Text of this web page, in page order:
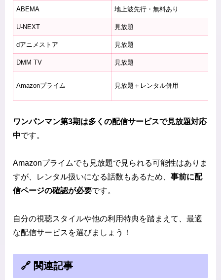
ABEMA 地上波先行・無料あり
U-NEXT 見放題
dアニメストア 見放題
DMM TV 見放題
Amazonプライム 見放題＋レンタル併用
ワンパンマン第3期は多くの配信サービスで見放題対応
中です。
Amazonプライムでも見放題で見られる可能性はありま
すが、レンタル扱いになる話数もあるため、 事前に配
信ページの確認が必要です。
自分の視聴スタイルや他の利用特典を踏まえて、最適
な配信サービスを選びましょう！
🔗 関連記事